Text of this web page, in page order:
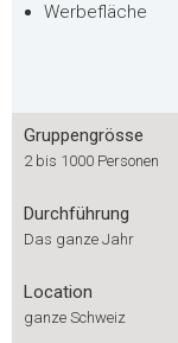
Werbefläche
Gruppengrösse
2 bis 1000 Personen
Durchführung
Das ganze Jahr
Location
ganze Schweiz